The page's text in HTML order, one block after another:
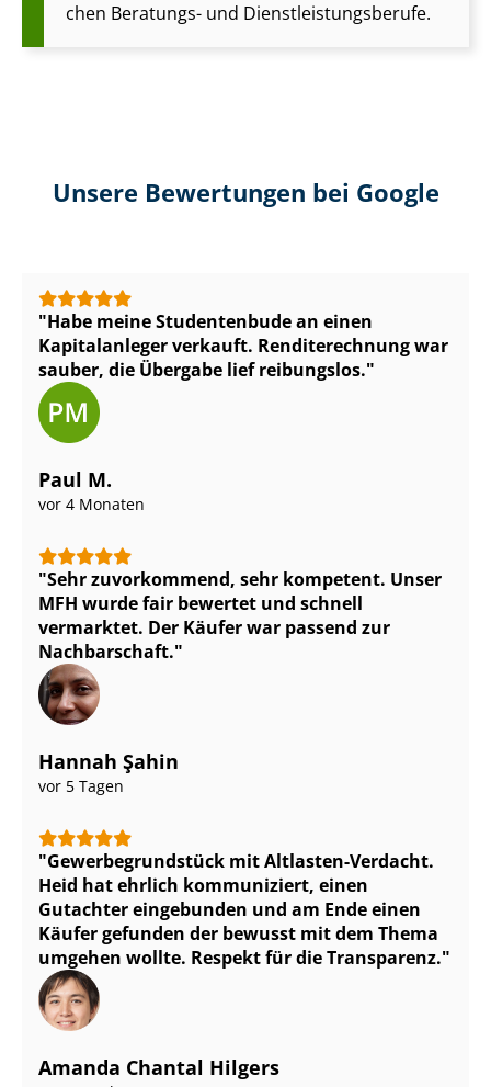
chen Beratungs- und Dienst­leis­tungs­be­ru­fe.
Unsere Bewertungen bei Google
Habe meine Studentenbude an einen
Kapitalanleger verkauft. Renditerechnung war
sauber, die Übergabe lief reibungslos.
Paul M.
vor 4 Monaten
Sehr zuvorkommend, sehr kompetent. Unser
MFH wurde fair bewertet und schnell
vermarktet. Der Käufer war passend zur
Nachbarschaft.
Hannah Şahin
vor 5 Tagen
Ge­wer­be­grund­stück mit Altlasten-Verdacht.
Heid hat ehrlich kommuniziert, einen
Gutachter eingebunden und am Ende einen
Käufer gefunden der bewusst mit dem Thema
umgehen wollte. Respekt für die Transparenz.
Amanda Chantal Hilgers